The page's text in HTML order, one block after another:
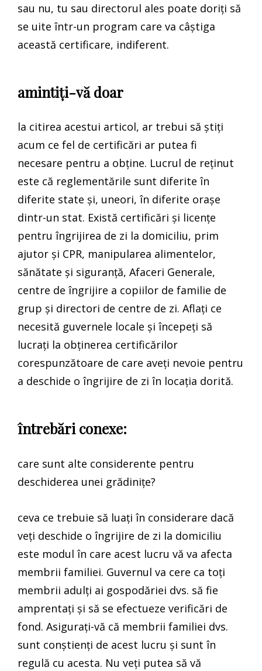
sau nu, tu sau directorul ales poate doriți să
se uite într-un program care va câștiga
această certificare, indiferent.
amintiți-vă doar
la citirea acestui articol, ar trebui să știți
acum ce fel de certificări ar putea fi
necesare pentru a obține. Lucrul de reținut
este că reglementările sunt diferite în
diferite state și, uneori, în diferite orașe
dintr-un stat. Există certificări și licențe
pentru îngrijirea de zi la domiciliu, prim
ajutor și CPR, manipularea alimentelor,
sănătate și siguranță, Afaceri Generale,
centre de îngrijire a copiilor de familie de
grup și directori de centre de zi. Aflați ce
necesită guvernele locale și începeți să
lucrați la obținerea certificărilor
corespunzătoare de care aveți nevoie pentru
a deschide o îngrijire de zi în locația dorită.
întrebări conexe:
care sunt alte considerente pentru
deschiderea unei grădinițe?
ceva ce trebuie să luați în considerare dacă
veți deschide o îngrijire de zi la domiciliu
este modul în care acest lucru vă va afecta
membrii familiei. Guvernul va cere ca toți
membrii adulți ai gospodăriei dvs. să fie
amprentați și să se efectueze verificări de
fond. Asigurați-vă că membrii familiei dvs.
sunt conștienți de acest lucru și sunt în
regulă cu acesta. Nu veți putea să vă